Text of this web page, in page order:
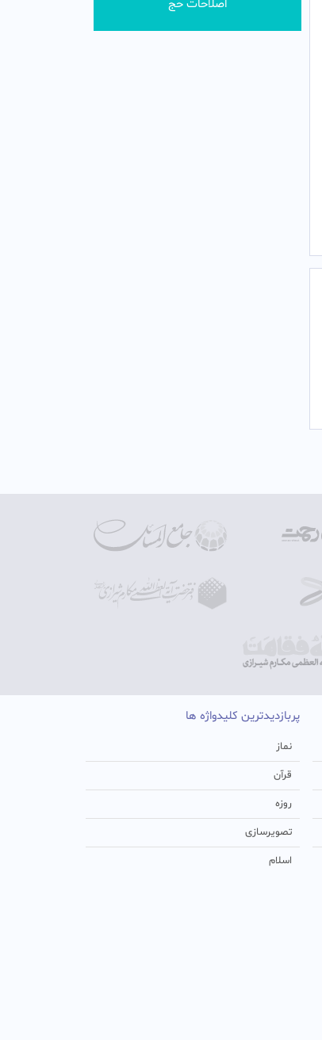
اصلاحات حج
پربازدیدترین کلیدواژه ها
نماز
قرآن
روزه
تصویرسازی
اسلام